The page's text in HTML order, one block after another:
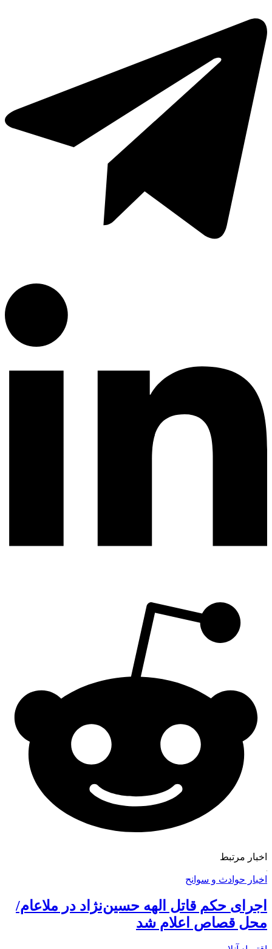
اخبار مرتبط
اخبار حوادث و سوانح
اجرای حکم قاتل الهه حسین‌نژاد در ملاعام/
محل قصاص اعلام شد